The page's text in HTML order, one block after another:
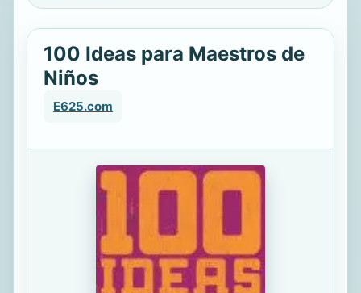
100 Ideas para Maestros de
Niños
E625.com